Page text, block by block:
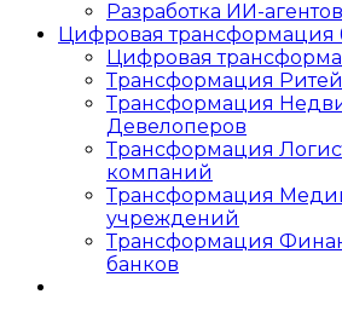
Разработка ИИ-агентов
Цифровая трансформация
Цифровая
Трансформация
Трансформация
Девелоперов
Трансформация
компаний
Трансформация
учреждений
Трансформация
банков